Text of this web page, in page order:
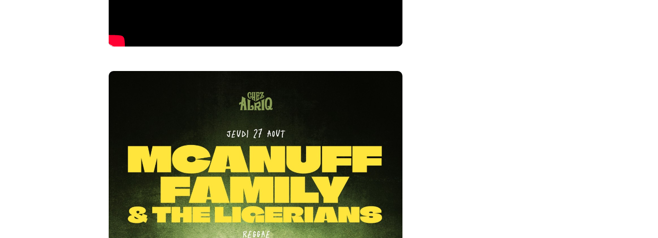
mêlant tradition et transmission.
McAnuff Family sera en tournée estivale pour présenter son album au public et
Plus d’infos : https://tinyurl.com/492rzrzm